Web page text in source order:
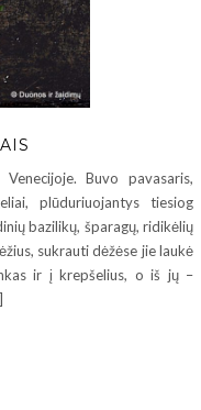
Buvo pavasaris,
plūduriuojantys tiesiog
bazilikų, šparagų, ridikėlių
sukrauti dėžėse jie laukė
ir į krepšelius, o iš jų –